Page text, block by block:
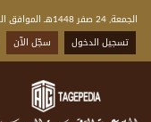
الجمعة, 24 صفر 1448هـ الموافق الجمعة, 07 آب 2026
تسجيل الدخول
سجّل الآن